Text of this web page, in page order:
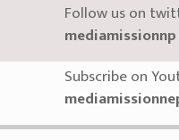
Follow us on
mediamissionnp
Subscribe on